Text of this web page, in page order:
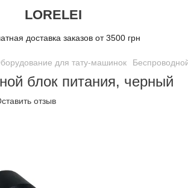
LORELEI
доставка заказов от 3500 грн
для тату-машинок
блок питания, черный
отзыв